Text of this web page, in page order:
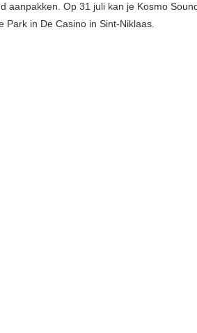
aanpakken. Op 31 juli kan je Kosmo
Park in De Casino in Sint-Niklaas.